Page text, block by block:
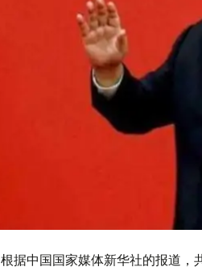
根据中国国家媒体新华社的报道，